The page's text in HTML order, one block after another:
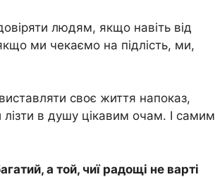
людям, якщо навіть від
ми чекаємо на підлість, ми,
своє життя напоказ,
в душу цікавим очам. І самим
а той, чиї радощі не варті